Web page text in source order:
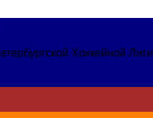
Хоккейной Лиги